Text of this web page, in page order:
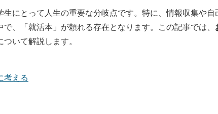
生にとって人生の重要な分岐点です。特に、情報収集や
、「就活本」が頼れる存在となります。この記事では、
いて解説します。
考える